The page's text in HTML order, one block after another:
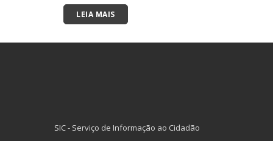
LEIA MAIS
SIC - Serviço de Informação ao Cidadão